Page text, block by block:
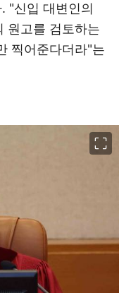
"신입 대변인의
원고를 검토하는
찍어준다더라"는